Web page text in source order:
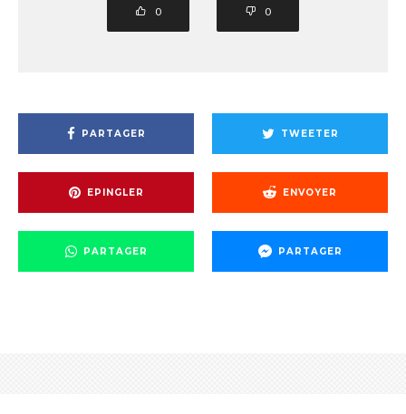
0 0
PARTAGER TWEETER
EPINGLER ENVOYER
PARTAGER PARTAGER